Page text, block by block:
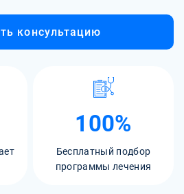
консультацию
100%
Бесплатный подбор
программы лечения